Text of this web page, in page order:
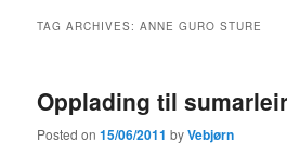
content
content
TAG ARCHIVES:ANNE GURO STURE
Opplading til
Posted on15/06/2011 byVebjørn